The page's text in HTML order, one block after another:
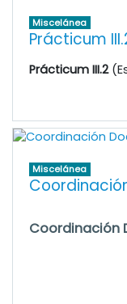
Miscelánea
Prácticum
Prácticum III.2
Miscelánea
Coordinación